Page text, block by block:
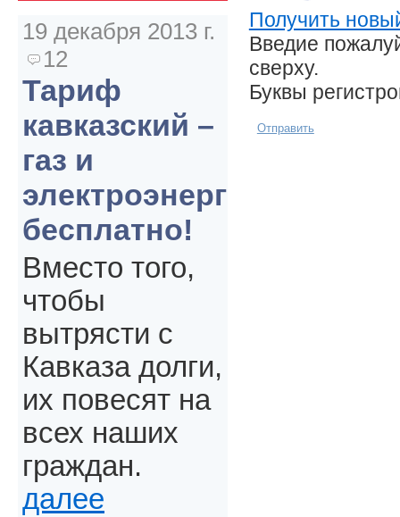
Получить
Введие
сверху.
Буквы
Отправить
19 декабря 2013 г.
12
Тариф
кавказский –
газ и
электроэнергия
бесплатно!
Вместо того,
чтобы
вытрясти с
Кавказа долги,
их повесят на
всех наших
граждан.
далее